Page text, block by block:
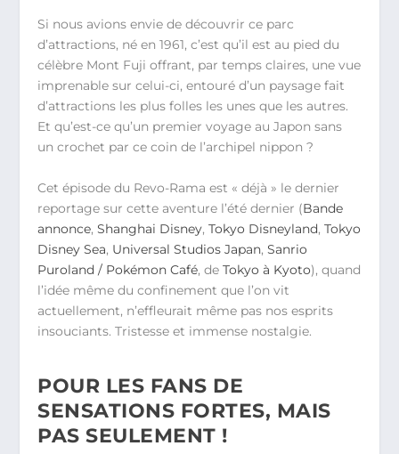
Si nous avions envie de découvrir ce parc
d’attractions, né en 1961, c’est qu’il est au pied du
célèbre Mont Fuji offrant, par temps claires, une vue
imprenable sur celui-ci, entouré d’un paysage fait
d’attractions les plus folles les unes que les autres.
Et qu’est-ce qu’un premier voyage au Japon sans
un crochet par ce coin de l’archipel nippon ?
Cet épisode du Revo-Rama est « déjà » le dernier
reportage sur cette aventure l’été dernier (Bande
annonce,Shanghai Disney,Tokyo Disneyland,Tokyo
Disney Sea, Universal Studios Japan,Sanrio
Puroland / Pokémon Café, deTokyo à Kyoto), quand
l’idée même du confinement que l’on vit
actuellement, n’effleurait même pas nos esprits
insouciants. Tristesse et immense nostalgie.
POUR LES FANS DE
SENSATIONS FORTES, MAIS
PAS SEULEMENT !